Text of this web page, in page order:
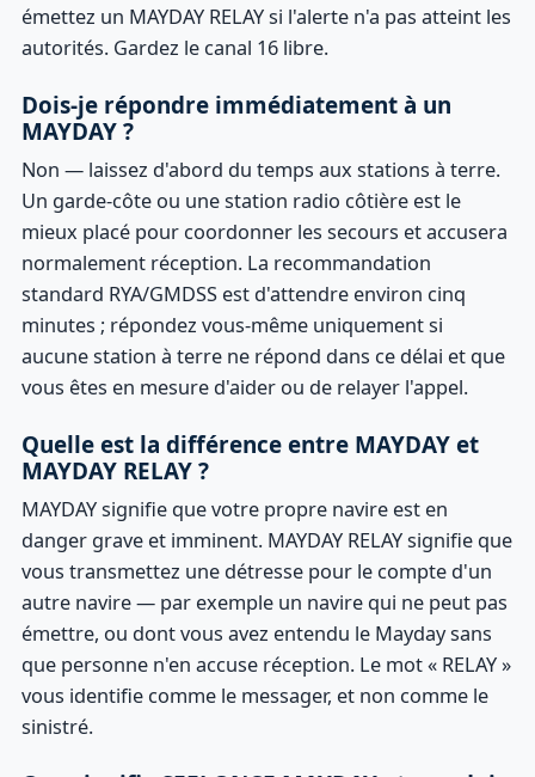
émettez un MAYDAY RELAY si l'alerte n'a pas atteint les
autorités. Gardez le canal 16 libre.
Dois-je répondre immédiatement à un
MAYDAY ?
Non — laissez d'abord du temps aux stations à terre.
Un garde-côte ou une station radio côtière est le
mieux placé pour coordonner les secours et accusera
normalement réception. La recommandation
standard RYA/GMDSS est d'attendre environ cinq
minutes ; répondez vous-même uniquement si
aucune station à terre ne répond dans ce délai et que
vous êtes en mesure d'aider ou de relayer l'appel.
Quelle est la différence entre MAYDAY et
MAYDAY RELAY ?
MAYDAY signifie que votre propre navire est en
danger grave et imminent. MAYDAY RELAY signifie que
vous transmettez une détresse pour le compte d'un
autre navire — par exemple un navire qui ne peut pas
émettre, ou dont vous avez entendu le Mayday sans
que personne n'en accuse réception. Le mot « RELAY »
vous identifie comme le messager, et non comme le
sinistré.